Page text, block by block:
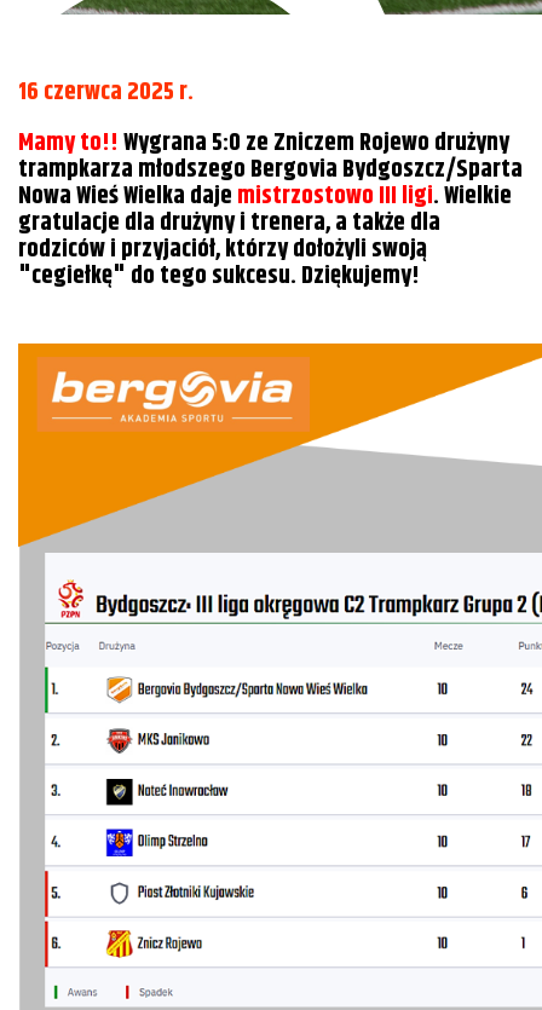
16 czerwca 2025 r.
Mamy to!!Wygrana 5:0 ze Zniczem Rojewo drużyny
trampkarza młodszego Bergovia Bydgoszcz/Sparta
Nowa Wieś Wielka dajemistrzostowo III ligi. Wielkie
gratulacje dla drużyny i trenera, a także dla
rodziców i przyjaciół, którzy dołożyli swoją
"cegiełkę" do tego sukcesu. Dziękujemy!